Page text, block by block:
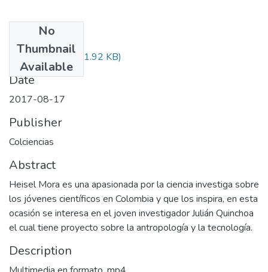
No
Thumbnail
Available
Audiovisual.pdf(31.92 KB)
Date
2017-08-17
Publisher
Colciencias
Abstract
Heisel Mora es una apasionada por la ciencia investiga sobre
los jóvenes científicos en Colombia y que los inspira, en esta
ocasión se interesa en el joven investigador Julián Quinchoa
el cual tiene proyecto sobre la antropología y la tecnología.
Description